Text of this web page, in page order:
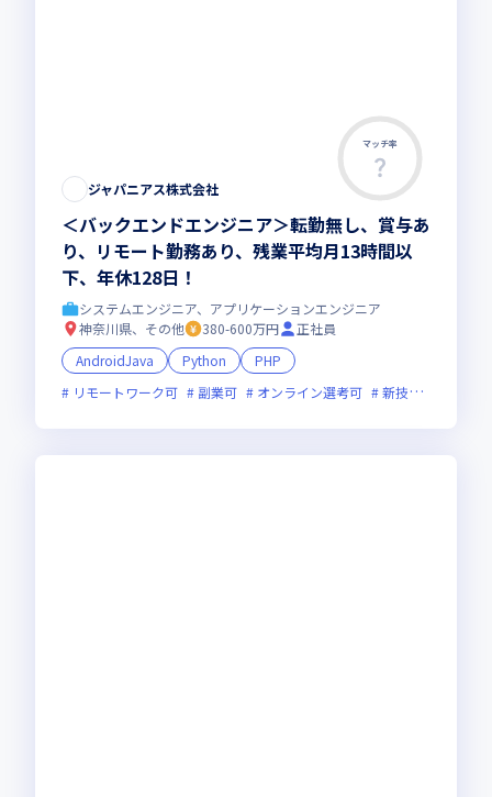
マッチ率
ジャパニアス株式会社
＜バックエンドエンジニア＞転勤無し、賞与あ
り、リモート勤務あり、残業平均月13時間以
下、年休128日！
システムエンジニア、アプリケーションエンジニア
神奈川県、その他
380-600万円
正社員
AndroidJava
Python
PHP
リモートワーク可
副業可 オンライン選考可 新技術に積極的